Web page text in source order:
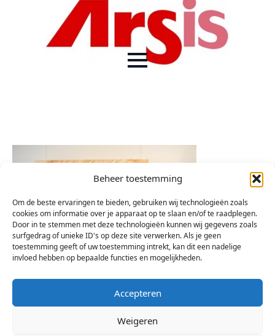
Beheer toestemming
Om de beste ervaringen te bieden, gebruiken wij technologieën zoals
cookies om informatie over je apparaat op te slaan en/of te raadplegen.
Door in te stemmen met deze technologieën kunnen wij gegevens zoals
surfgedrag of unieke ID's op deze site verwerken. Als je geen
toestemming geeft of uw toestemming intrekt, kan dit een nadelige
invloed hebben op bepaalde functies en mogelijkheden.
Accepteren
Weigeren